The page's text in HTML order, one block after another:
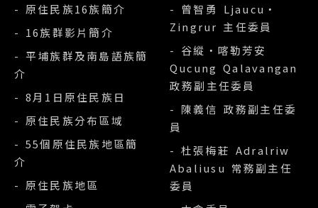
- 原住民族16族簡介
- 16族群影片簡介
- 平埔族群及南島語族簡
介
- 8月1日原住民族日
- 原住民族分布區域
- 55個原住民族地區簡
介
- 原住民族地區
- 曾智勇 Ljaucu‧
Zingrur 主任委員
- 谷縱‧喀勒芳安
Qucung Qalavangan
政務副主任委員
- 陳義信 政務副主任委
員
- 杜張梅莊 Adralriw
Abaliusu 常務副主任
委員